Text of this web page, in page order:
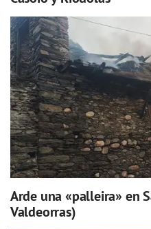
Arde una «palleira» en
Valdeorras)